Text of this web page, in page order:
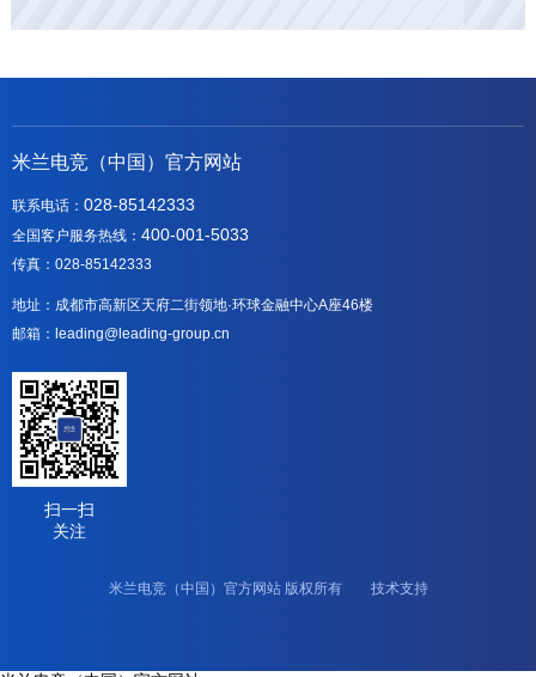
米兰电竞（中国）官方网站
联系电话： 028-85142333
全国客户服务热线： 400-001-5033
传真：028-85142333
地址：成都市高新区天府二街领地·环球金融中心A座46楼
邮箱：leading@leading-group.cn
扫一扫
关注
米兰电竞（中国）官方网站 版权所有 技术支持